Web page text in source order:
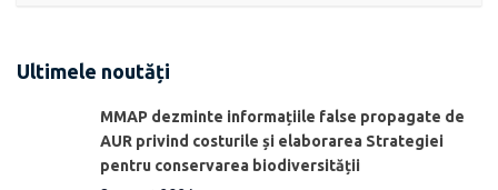
Ultimele noutăți
MMAP dezminte informațiile false propagate de
AUR privind costurile și elaborarea Strategiei
pentru conservarea biodiversității